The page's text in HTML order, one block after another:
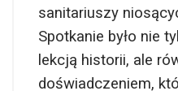
sanitariuszy
Spotkanie było nie
lekcją historii, ale
doświadczeniem,